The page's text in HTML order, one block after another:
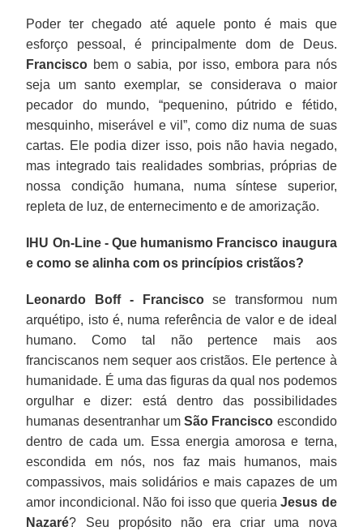
Poder ter chegado até aquele ponto é mais que
esforço pessoal, é principalmente dom de Deus.
Francisco bem o sabia, por isso, embora para nós
seja um santo exemplar, se considerava o maior
pecador do mundo, “pequenino, pútrido e fétido,
mesquinho, miserável e vil”, como diz numa de suas
cartas. Ele podia dizer isso, pois não havia negado,
mas integrado tais realidades sombrias, próprias de
nossa condição humana, numa síntese superior,
repleta de luz, de enternecimento e de amorização.
IHU On-Line - Que humanismo Francisco inaugura
e como se alinha com os princípios cristãos?
Leonardo Boff - Franciscose transformou num
arquétipo, isto é, numa referência de valor e de ideal
humano. Como tal não pertence mais aos
franciscanos nem sequer aos cristãos. Ele pertence à
humanidade. É uma das figuras da qual nos podemos
orgulhar e dizer: está dentro das possibilidades
humanas desentranhar umSão Francisco escondido
dentro de cada um. Essa energia amorosa e terna,
escondida em nós, nos faz mais humanos, mais
compassivos, mais solidários e mais capazes de um
amor incondicional. Não foi isso que queriaJesus de
Nazaré? Seu propósito não era criar uma nova